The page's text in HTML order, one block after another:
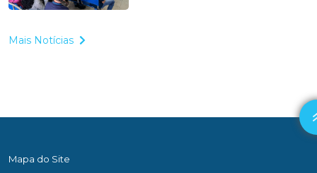
Mais Notícias
Mapa do Site